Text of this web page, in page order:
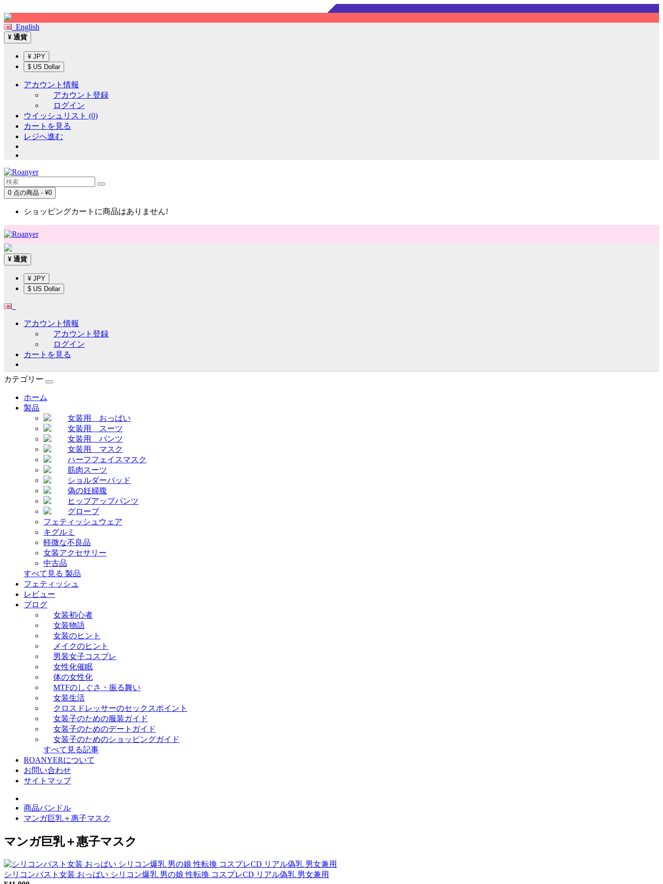
English
¥ 通貨
¥ JPY
$ US Dollar
アカウント情報
アカウント登録
ログイン
ウイッシュリスト (0)
カートを見る
レジへ進む
0 点の商品 - ¥0
ショッピングカートに商品はありません!
¥ 通貨
¥ JPY
$ US Dollar
アカウント情報
アカウント登録
ログイン
カートを見る
カテゴリー
ホーム
製品
女装用 おっぱい
女装用 スーツ
女装用 パンツ
女装用 マスク
ハーフフェイスマスク
筋肉スーツ
ショルダーパッド
偽の妊婦腹
ヒップアップパンツ
グローブ
フェティッシュウェア
キグルミ
軽微な不良品
女装アクセサリー
中古品
すべて見る 製品
フェティッシュ
レビュー
ブログ
女装初心者
女装物語
女装のヒント
メイクのヒント
男装女子コスプレ
女性化催眠
体の女性化
MTFのしぐさ・振る舞い
女装生活
クロスドレッサーのセックスポイント
女装子のための服装ガイド
女装子のためのデートガイド
女装子のためのショッピングガイド
すべて見る記事
ROANYERについて
お問い合わせ
サイトマップ
商品バンドル
マンガ巨乳＋惠子マスク
マンガ巨乳＋惠子マスク
シリコンバスト女装 おっぱい シリコン爆乳 男の娘 性転換 コスプレCD リアル偽乳 男女兼用